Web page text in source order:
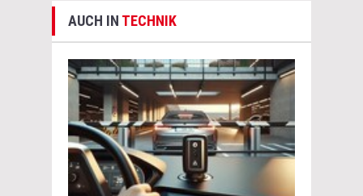
AUCH IN TECHNIK